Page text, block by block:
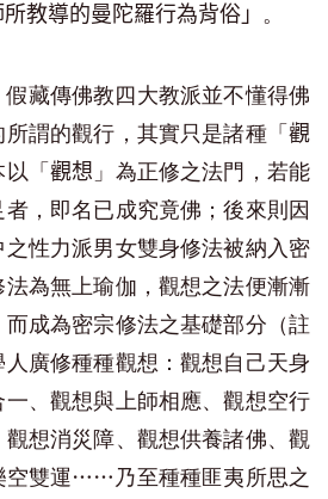
教導的曼陀羅行為背俗」 。
假藏傳佛教四大教派並不懂得佛
謂的觀行，其實只是諸種「 觀
以「觀想 」為正修之法門，若能
，即名已成究竟佛；後來則因
性力派男女雙身修法被納入密
為無上瑜伽，觀想之法便漸漸
成為密宗修法之基礎部分（註
廣修種種觀想：觀想自己天身
、觀想與上師相應、觀想空行
想消災障、觀想供養諸佛、觀
空雙運……乃至種種匪夷所思之